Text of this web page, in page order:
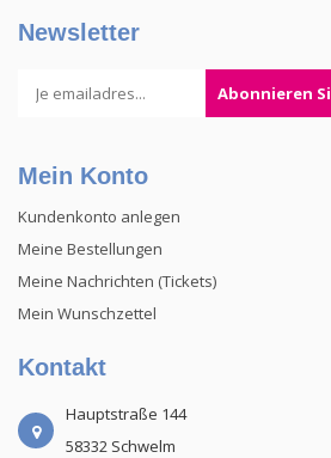
Newsletter
Abonnieren
Mein Konto
Kundenkonto anlegen
Meine Bestellungen
Meine Nachrichten (Tickets)
Mein Wunschzettel
Kontakt
Hauptstraße 144
58332 Schwelm